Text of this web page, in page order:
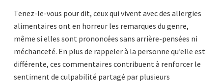
Tenez-le-vous pour dit, ceux qui vivent avec des allergies
alimentaires ont en horreur les remarques du genre,
même si elles sont prononcées sans arrière-pensées ni
méchanceté. En plus de rappeler à la personne qu’elle est
différente, ces commentaires contribuent à renforcer le
sentiment de culpabilité partagé par plusieurs